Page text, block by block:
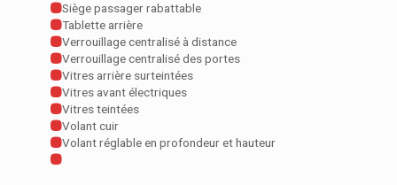
Siège passager rabattable
Tablette arrière
Verrouillage centralisé à distance
Verrouillage centralisé des portes
Vitres arrière surteintées
Vitres avant électriques
Vitres teintées
Volant cuir
Volant réglable en profondeur et hauteur